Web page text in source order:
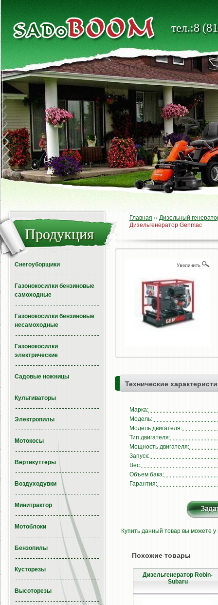
тел.:8
Главная ›› Дизельный
Дизельгенератор Genmac
Технические
Марка:
Модель:
Модель двигателя:
Тип двигателя:
Мощность двигателя:
Запуск:
Вес:
Объем бака:
Гарантия:
Купить данный товар вы можете
Похожие товары
Дизельгенератор Robin-
Subaru
Продукция
Снегоуборщики
Газонокосилки бензиновые
самоходные
Газонокосилки бензиновые
несамоходные
Газонокосилки
электрические
Садовые ножницы
Культиваторы
Электропилы
Мотокосы
Вертикуттеры
Воздуходувки
Минитрактор
Мотоблоки
Бензопилы
Кусторезы
Высоторезы